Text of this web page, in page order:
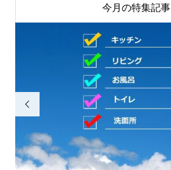
今月の特集記事
